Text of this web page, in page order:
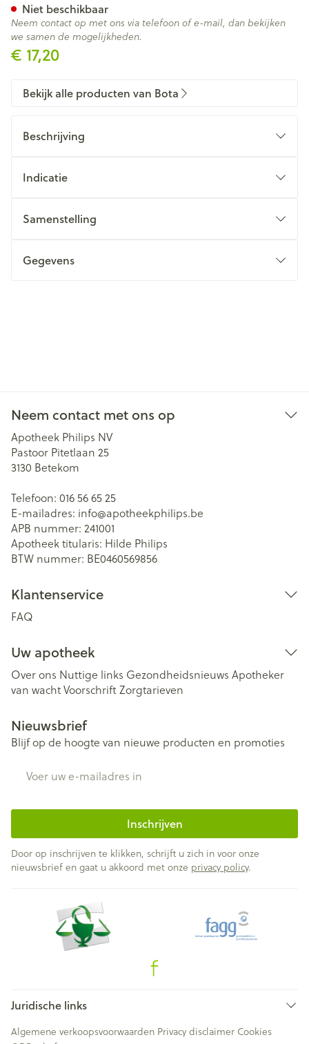
€ 17,20
Niet beschikbaar
Neem contact op met ons via telefoon of e-mail, dan bekijken
we samen de mogelijkheden.
Bekijk alle producten van Bota
Beschrijving
Indicatie
Samenstelling
Gegevens
Neem contact met ons op
Apotheek Philips NV
Pastoor Pitetlaan 25
3130 Betekom
Telefoon: 016 56 65 25
E-mailadres: info@apotheekphilips.be
APB nummer: 241001
Apotheek titularis: Hilde Philips
BTW nummer: BE0460569856
Klantenservice
FAQ
Uw apotheek
Over ons Nuttige links Gezondheidsnieuws Apotheker
van wachtVoorschriftZorgtarieven
Nieuwsbrief
Blijf op de hoogte van nieuwe producten en promoties
Inschrijven
Door op inschrijven te klikken, schrijft u zich in voor onze
nieuwsbrief en gaat u akkoord met onze privacy policy.
Juridische links
Algemene verkoopsvoorwaarden Privacy disclaimer Cookies